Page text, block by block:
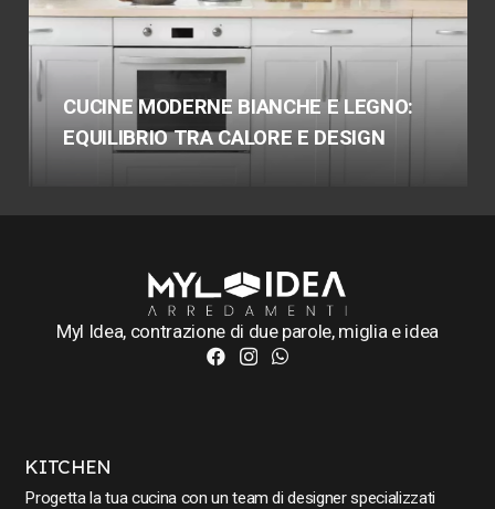
CUCINE MODERNE BIANCHE E LEGNO:
EQUILIBRIO TRA CALORE E DESIGN
Myl Idea, contrazione di due parole, miglia e idea
KITCHEN
Progetta la tua cucina con un team di designer specializzati